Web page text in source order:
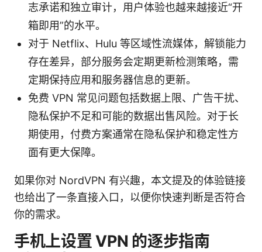
志承诺和独立审计，用户体验也越来越接近“开
箱即用”的水平。
对于 Netflix、Hulu 等区域性流媒体，解锁能力
存在差异，部分服务会定期更新检测策略，需
定期保持应用和服务器信息的更新。
免费 VPN 常见问题包括数据上限、广告干扰、
隐私保护不足和可能的数据出售风险。对于长
期使用，付费方案通常在隐私保护和稳定性方
面有更大保障。
如果你对 NordVPN 有兴趣，本文提及的体验链接
也给出了一条直接入口，以便你快速判断是否符合
你的需求。
手机上设置 VPN 的逐步指南